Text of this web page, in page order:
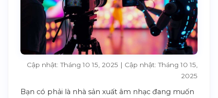
Cập nhật: Tháng 10 15, 2025 | Cập nhật: Tháng 10 15,
2025
Bạn có phải là nhà sản xuất âm nhạc đang muốn